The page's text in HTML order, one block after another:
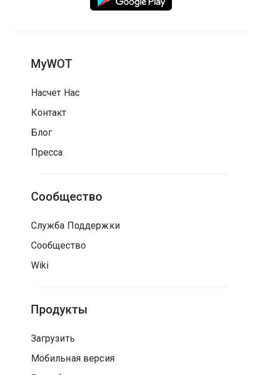
MyWOT
Насчет Нас
Контакт
Блог
Пресса
Сообщество
Служба Поддержки
Сообщество
Wiki
Продукты
Загрузить
Мобильная версия